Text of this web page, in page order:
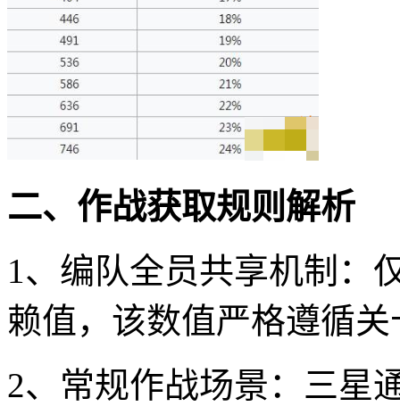
二、作战获取规则解析
1、编队全员共享机制：
赖值，该数值严格遵循
2、常规作战场景：三星